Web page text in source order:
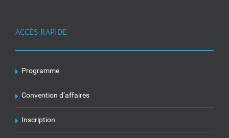
ACCÈS RAPIDE
Programme
Convention d’affaires
Inscription